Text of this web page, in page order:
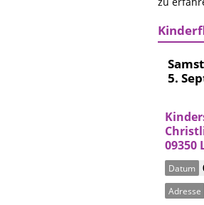
5.
09350
Datum
Adresse